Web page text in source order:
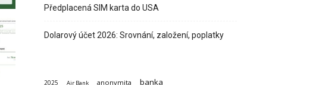
Předplacená SIM karta do USA
Dolarový účet 2026: Srovnání, založení, poplatky
2025 Air Bank anonymita
banka